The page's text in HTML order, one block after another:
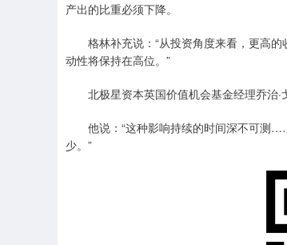
产出的比重必须下降。
格林补充说：“从投资角度来看，更高的
动性将保持在高位。”
北极星资本英国价值机会基金经理乔治·
他说：“这种影响持续的时间深不可测……
少。”